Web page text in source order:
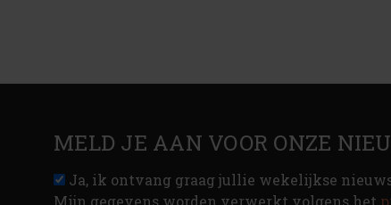
MELD JE AAN VOOR ONZE
Ja, ik ontvang graag jullie wekelijkse
Mijn gegevens worden verwerkt volgens het